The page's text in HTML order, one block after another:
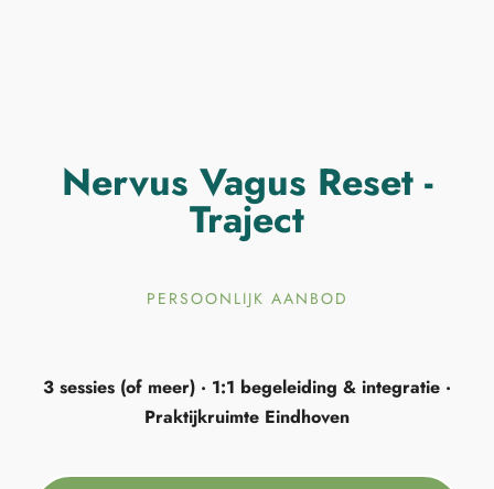
Nervus Vagus Reset -
Traject
PERSOONLIJK AANBOD
3 sessies (of meer) · 1:1 begeleiding & integratie ·
Praktijkruimte Eindhoven